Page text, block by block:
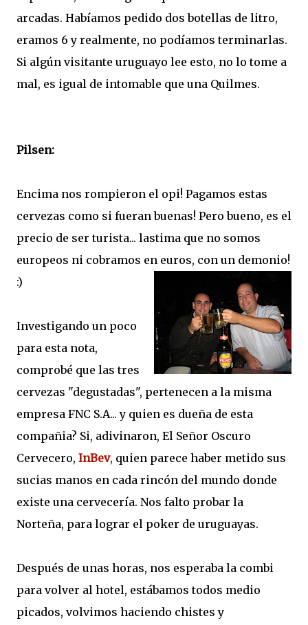
arcadas. Habíamos pedido dos botellas de litro,
eramos 6 y realmente, no podíamos terminarlas.
Si algún visitante uruguayo lee esto, no lo tome a
mal, es igual de intomable que una Quilmes.
Pilsen:
Encima nos rompieron el opi! Pagamos estas
cervezas como si fueran buenas! Pero bueno, es el
precio de ser turista... lastima que no somos
europeos ni cobramos en euros, con un demonio!
:)
Investigando un poco
para esta nota,
comprobé que las tres
cervezas "degustadas", pertenecen a la misma
empresa FNC S.A... y quien es dueña de esta
compañia? Si, adivinaron, El Señor Oscuro
Cervecero, InBev, quien parece haber metido sus
sucias manos en cada rincón del mundo donde
existe una cervecería. Nos falto probar la
Norteña, para lograr el poker de uruguayas.
Después de unas horas, nos esperaba la combi
para volver al hotel, estábamos todos medio
picados, volvimos haciendo chistes y